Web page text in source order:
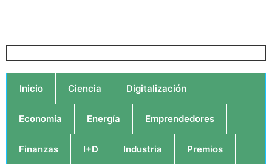
Inicio Ciencia Digitalización
Economía Energía Emprendedores
Finanzas I+D Industria Premios